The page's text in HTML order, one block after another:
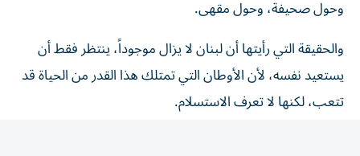
والحقيقة التي رأيتها أن لبنان لا يزال موجوداً، ينتظر فقط أن
يستعيد نفسه، لأن الأوطان التي تمتلك هذا القدر من الحياة قد
تتعب، لكنها لا تعرف الاستسلام.